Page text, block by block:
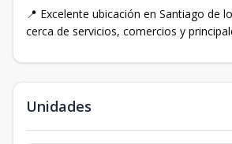
📍 Excelente ubicación en Santiago de
cerca de servicios, comercios y
Unidades